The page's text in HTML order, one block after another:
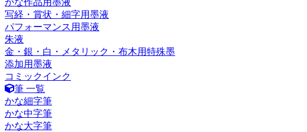
写経・賞状・細字用墨液
パフォーマンス用墨液
朱液
金・銀・白・メタリック・布木用特殊墨
添加用墨液
コミックインク
筆 一覧
かな細字筆
かな中字筆
かな大字筆